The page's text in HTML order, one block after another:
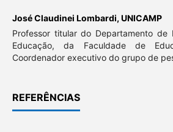
José Claudinei Lombardi, UNICAMP
Professor titular do Departamento de
Educação, da Faculdade de
Coordenador executivo do grupo de
REFERÊNCIAS